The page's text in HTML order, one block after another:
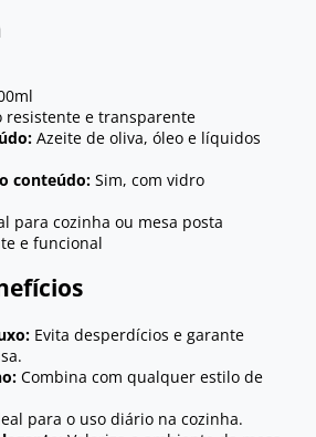
resistente e transparente
Azeite de oliva, óleo e líquidos
conteúdo: Sim, com vidro
para cozinha ou mesa posta
e funcional
Evita desperdícios e garante
Combina com qualquer estilo de
para o uso diário na cozinha.